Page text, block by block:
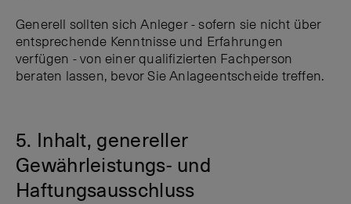
Generell sollten sich Anleger - sofern sie nicht über
entsprechende Kenntnisse und Erfahrungen
verfügen - von einer qualifizierten Fachperson
beraten lassen, bevor Sie Anlageentscheide treffen.
5. Inhalt, genereller
Gewährleistungs- und
Haftungsausschluss